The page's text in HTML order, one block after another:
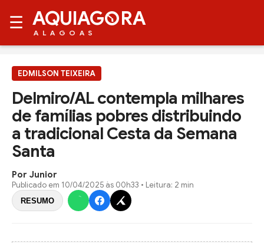
☰ AQUIAG RA
ALAGOAS
EDMILSON TEIXEIRA
Delmiro/AL contempla milhares
de famílias pobres distribuindo
a tradicional Cesta da Semana
Santa
Por Junior
Publicado em 10/04/2025 às 00h33 • Leitura: 2 min
RESUMO